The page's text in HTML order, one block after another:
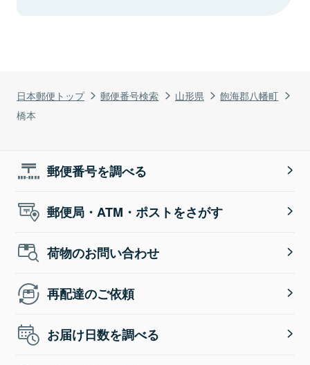
日本郵便トップ 郵便番号検索 山形県
飽海郡八幡町
橋本
郵便番号を調べる
郵便局・ATM・ポストをさがす
荷物のお問い合わせ
再配達のご依頼
お届け日数を調べる